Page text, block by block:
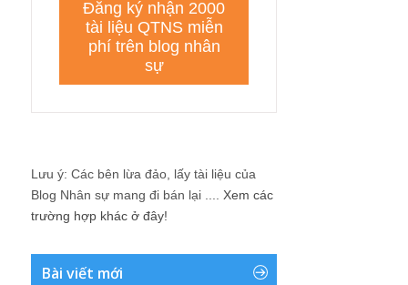
Lưu ý: Các bên lừa đảo, lấy tài liệu của
Blog Nhân sự mang đi bán lại .... Xem các
trường hợp khác ở đây!
Bài viết mới